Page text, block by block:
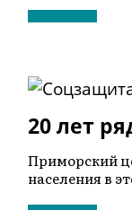
20 лет
Приморский
населения в